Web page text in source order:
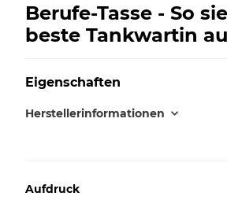
Berufe-Tasse - So
beste Tankwartin
Eigenschaften
Herstellerinformationen
Aufdruck